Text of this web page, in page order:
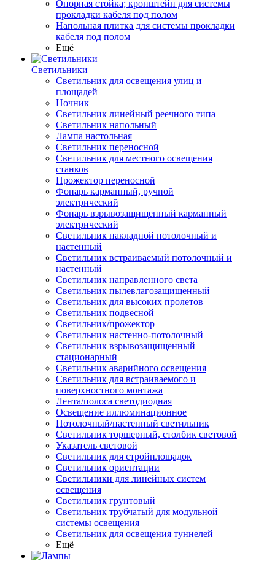
Опорная стойка; кронштейн для системы
прокладки кабеля под полом
Напольная плитка для системы прокладки
кабеля под полом
Ещё
Светильники
Светильник для освещения улиц и
площадей
Ночник
Светильник линейный реечного типа
Светильник напольный
Лампа настольная
Светильник переносной
Светильник для местного освещения
станков
Прожектор переносной
Фонарь карманный, ручной
электрический
Фонарь взрывозащищенный карманный
электрический
Светильник накладной потолочный и
настенный
Светильник встраиваемый потолочный и
настенный
Светильник направленного света
Светильник пылевлагозащищенный
Светильник для высоких пролетов
Светильник подвесной
Светильник/прожектор
Светильник настенно-потолочный
Светильник взрывозащищенный
стационарный
Светильник аварийного освещения
Светильник для встраиваемого и
поверхностного монтажа
Лента/полоса светодиодная
Освещение иллюминационное
Потолочный/настенный светильник
Светильник торшерный, столбик световой
Указатель световой
Светильник для стройплощадок
Светильник ориентации
Светильники для линейных систем
освещения
Светильник грунтовый
Светильник трубчатый для модульной
системы освещения
Светильник для освещения туннелей
Ещё